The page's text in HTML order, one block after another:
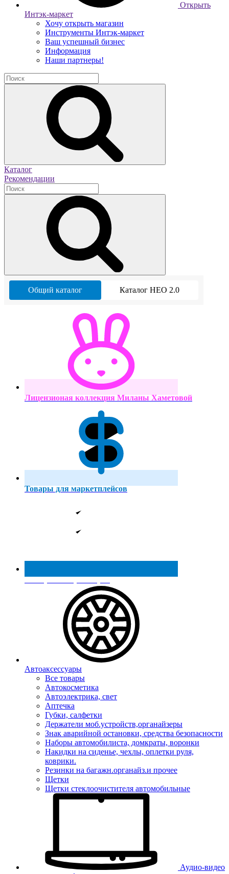
Открыть
Интэк-маркет
Хочу открыть магазин
Инструменты Интэк-маркет
Ваш успешный бизнес
Информация
Наши партнеры!
Каталог
Рекомендации
Общий каталог Каталог НЕО 2.0
Лицензионая коллекция Миланы Хаметовой
Товары для маркетплейсов
Реестр МинПромТорга
Автоаксессуары
Все товары
Автокосметика
Автоэлектрика, свет
Аптечка
Губки, салфетки
Держатели моб.устройств,органайзеры
Знак аварийной остановки, средства безопасности
Наборы автомобилиста, домкраты, воронки
Накидки на сиденье, чехлы, оплетки руля,
коврики.
Резинки на багажн.органайз.и прочее
Щетки
Щетки стеклоочистителя автомобильные
Аудио-видео